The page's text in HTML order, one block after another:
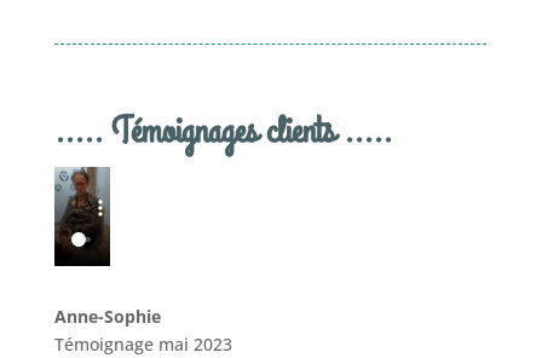
..... Témoignages clients .....
Anne-Sophie
Témoignage mai 2023